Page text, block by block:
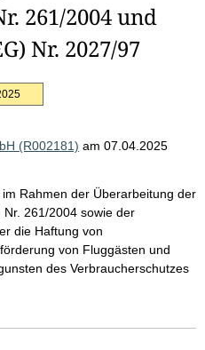
261/2004 und
Nr. 2027/97
(R002181) am 07.04.2025
Rahmen der Überarbeitung der
261/2004 sowie der
die Haftung von
von Fluggästen und
des Verbraucherschutzes